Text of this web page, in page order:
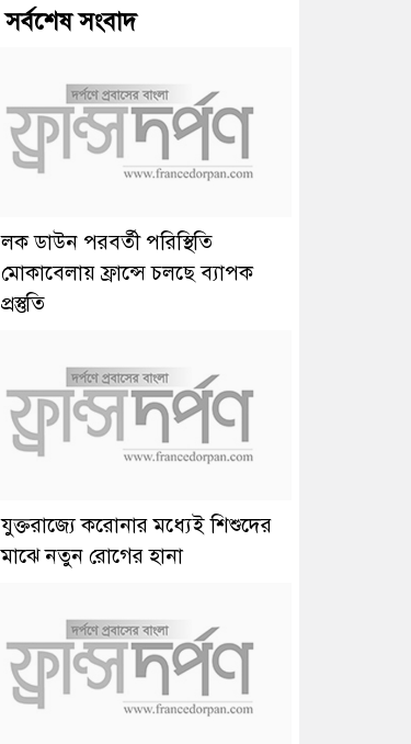
সর্বশেষ সংবাদ
লক ডাউন পরবর্তী পরিস্থিতি
মোকাবেলায় ফ্রান্সে চলছে ব্যাপক
প্রস্তুতি
যুক্তরাজ্যে করোনার মধ্যেই শিশুদের
মাঝে নতুন রোগের হানা